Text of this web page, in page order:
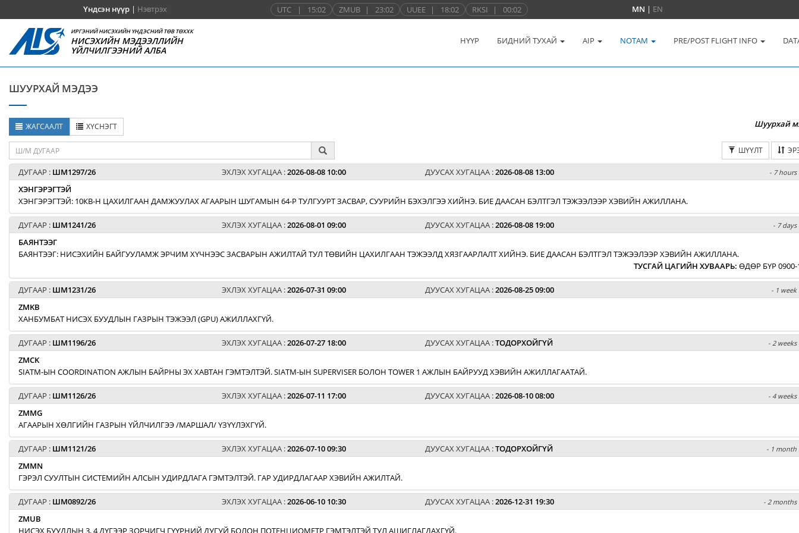
Үндсэн нүүр| Нэвтрэх UTC | 15:02 ZMUB | 23:02 UUEE | 18:02 RKSI | 00:02 MN | EN
ИРГЭНИЙ НИСЭХИЙН ҮНДЭСНИЙ ТӨВ ТӨХХК
НИСЭХИЙН МЭДЭЭЛЛИЙН
ҮЙЛЧИЛГЭЭНИЙ АЛБА
НҮҮР БИДНИЙ ТУХАЙ AIP NOTAM PRE/POST FLIGHT INFO
ШУУРХАЙ МЭДЭЭ
ЖАГСААЛТ ХҮСНЭГТ Шуурхай
ШҮҮЛТ
ДУГААР : ШМ1297/26 ЭХЛЭХ ХУГАЦАА :2026-08-08 10:00 ДУУСАХ ХУГАЦАА :2026-08-08 13:00 - 7 hours
ХЭНГЭРЭГТЭЙ
ХЭНГЭРЭГТЭЙ: 10КВ-Н ЦАХИЛГААН ДАМЖУУЛАХ АГААРЫН ШУГАМЫН 64-Р ТУЛГУУРТ ЗАСВАР, СУУРИЙН БЭХЭЛГЭЭ ХИЙНЭ. БИЕ ДААСАН БЭЛТГЭЛ ТЭЖЭЭЛЭЭР ХЭВИЙН АЖИЛЛАНА.
ДУГААР : ШМ1241/26 ЭХЛЭХ ХУГАЦАА :2026-08-01 09:00 ДУУСАХ ХУГАЦАА :2026-08-08 19:00 - 7 days
БАЯНТЭЭГ
БАЯНТЭЭГ: НИСЭХИЙН БАЙГУУЛАМЖ ЭРЧИМ ХҮЧНЭЭС ЗАСВАРЫН АЖИЛТАЙ ТУЛ ТӨВИЙН ЦАХИЛГААН ТЭЖЭЭЛД ХЯЗГААРЛАЛТ ХИЙНЭ. БИЕ ДААСАН БЭЛТГЭЛ ТЭЖЭЭЛЭЭР ХЭВИЙН АЖИЛЛАНА.
ТУСГАЙ ЦАГИЙН ХУВААРЬ: ӨДӨР БҮР 0900-
ДУГААР : ШМ1231/26 ЭХЛЭХ ХУГАЦАА :2026-07-31 09:00 ДУУСАХ ХУГАЦАА :2026-08-25 09:00 - 1 week
ZMKB
ХАНБУМБАТ НИСЭХ БУУДЛЫН ГАЗРЫН ТЭЖЭЭЛ (GPU) АЖИЛЛАХГҮЙ.
ДУГААР : ШМ1196/26 ЭХЛЭХ ХУГАЦАА :2026-07-27 18:00 ДУУСАХ ХУГАЦАА :ТОДОРХОЙГҮЙ - 2 weeks
ZMCK
SIATM-ЫН COORDINATION АЖЛЫН БАЙРНЫ ЭХ ХАВТАН ГЭМТЭЛТЭЙ. SIATM-ЫН SUPERVISER БОЛОН TOWER 1 АЖЛЫН БАЙРУУД ХЭВИЙН АЖИЛЛАГААТАЙ.
ДУГААР : ШМ1126/26 ЭХЛЭХ ХУГАЦАА :2026-07-11 17:00 ДУУСАХ ХУГАЦАА :2026-08-10 08:00 - 4 weeks
ZMMG
АГААРЫН ХӨЛГИЙН ГАЗРЫН ҮЙЛЧИЛГЭЭ /МАРШАЛ/ ҮЗҮҮЛЭХГҮЙ.
ДУГААР : ШМ1121/26 ЭХЛЭХ ХУГАЦАА :2026-07-10 09:30 ДУУСАХ ХУГАЦАА :ТОДОРХОЙГҮЙ - 1 month
ZMMN
ГЭРЭЛ СУУЛТЫН СИСТЕМИЙН АЛСЫН УДИРДЛАГА ГЭМТЭЛТЭЙ. ГАР УДИРДЛАГААР ХЭВИЙН АЖИЛТАЙ.
ДУГААР : ШМ0892/26 ЭХЛЭХ ХУГАЦАА :2026-06-10 10:30 ДУУСАХ ХУГАЦАА :2026-12-31 19:30 - 2 months
ZMUB
НИСЭХ БУУДЛЫН 3, 4 ДҮГЭЭР ЗОРЧИГЧ ГҮҮРНИЙ ДУГУЙ БОЛОН ПОТЕНЦИОМЕТР ГЭМТЭЛТЭЙ ТУЛ АШИГЛАГДАХГҮЙ.